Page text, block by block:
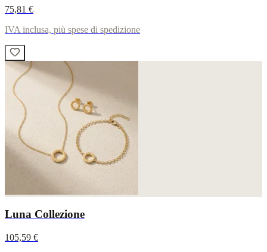
75,81 €
IVA inclusa, più spese di spedizione
Luna Collezione
105,59 €